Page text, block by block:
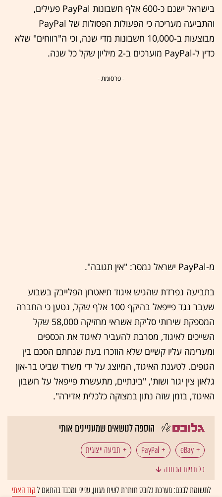
בישראל ישנם כ-600 אלף חשבונות ‏PayPal פעילים,
והתביעה מעריכה כי הפעולות הפסולות של ‏PayPal
מבוצעות ב-10,000 חשבונות מדי שנה, וכי ה"רווחים" שלא
כדין ל-‏PayPal מוערכים ב-2 מיליון שקל כל שנה.
- פרסומת -
מ-‏PayPal ישראל נמסר: "אין תגובה".
בתביעה נפרדת שהגיש איגוד תיאטרון הפלייבק בשבוע
שעבר נגד פייפאל בהיקף 100 אלף שקל, נטען כי החברה
המספקת שירותי סליקת אשראי
מחזיקה 58,000 שקל
השייכים לאיגוד, מסרבת להעביר לאיגוד את הכספים
ומערימה עליו קשיים שלא הוזכרו בעת שנחתם הסכם בין
הגופים. לטענת האיגוד, המיוצג על ידי משרד שביט בר-און
גלאון צין יגור ושות', "בינתיים, מתעשרת פייפאל על חשבון
האיגוד, בזמן שזה נתון במצוקה כלכלית אדירה".
הוספה לנושאים שמעניינים אותי
eBay
תביעה ייצוגית
כל תגיות הכתבה
לתשומת לבכם: מערכת גלובס חותרת לשיח מגוון, ענייני ומכבד בהתאם לקוד האתי